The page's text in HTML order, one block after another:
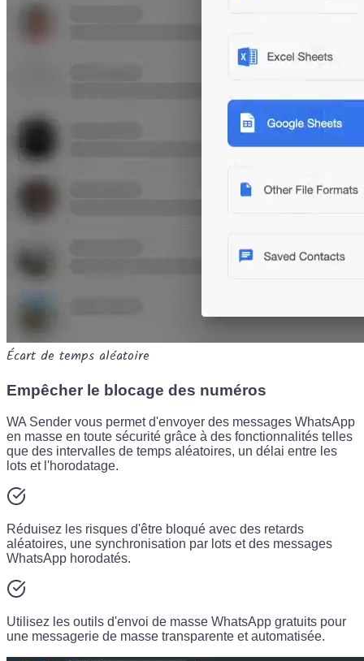
Écart de temps aléatoire
Empêcher le blocage des numéros
WA Sender vous permet d'envoyer des messages WhatsApp
en masse en toute sécurité grâce à des fonctionnalités telles
que des intervalles de temps aléatoires, un délai entre les
lots et l'horodatage.
Réduisez les risques d'être bloqué avec des retards
aléatoires, une synchronisation par lots et des messages
WhatsApp horodatés.
Utilisez les outils d'envoi de masse WhatsApp gratuits pour
une messagerie de masse transparente et automatisée.